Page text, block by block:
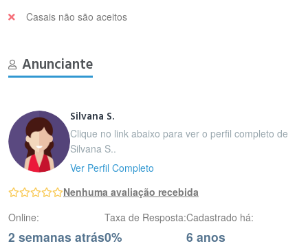
Casais não são aceitos
Anunciante
Silvana S.
Clique no link abaixo para ver o perfil completo de
Silvana S..
Ver Perfil Completo
Nenhuma avaliação recebida
Online:
2 semanas atrás
Taxa de Resposta:
0%
Cadastrado há:
6 anos